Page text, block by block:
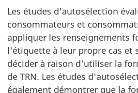
Les études d'autosélection
consommateurs et
appliquer les renseignements
l'étiquette à leur propre cas et
décider à raison d'utiliser la
de TRN. Les études
également démontrer que la